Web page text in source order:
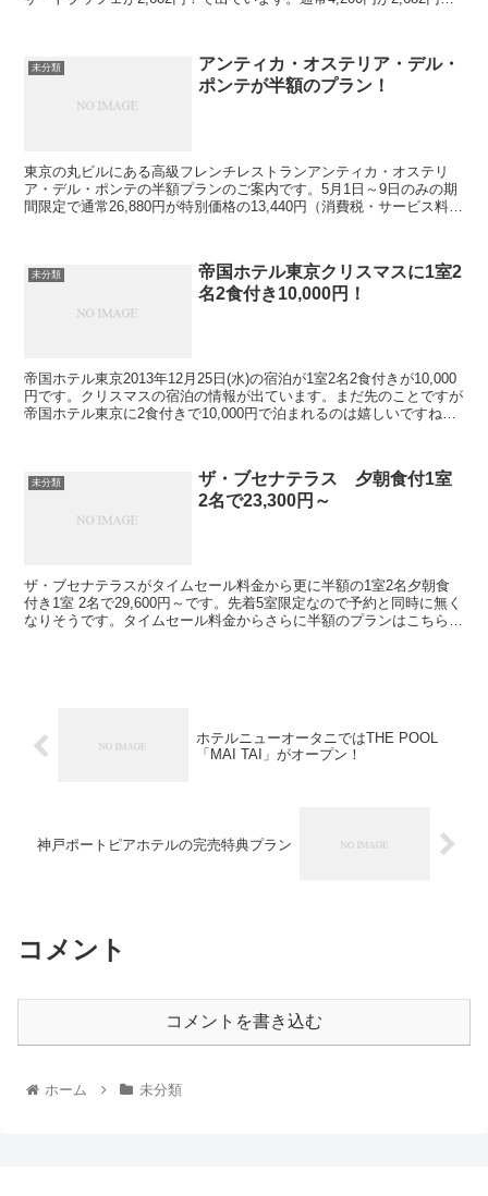
未分類
アンティカ・オステリア・デル・
ポンテが半額のプラン！
東京の丸ビルにある高級フレンチレストランアンティカ・オステリ
ア・デル・ポンテの半額プランのご案内です。5月1日～9日のみの期
間限定で通常26,880円が特別価格の13,440円（消費税・サービス料
未分類
帝国ホテル東京クリスマスに1室2
名2食付き10,000円！
帝国ホテル東京2013年12月25日(水)の宿泊が1室2名2食付きが10,000
円です。クリスマスの宿泊の情報が出ています。まだ先のことですが
帝国ホテル東京に2食付きで10,000円で泊まれるのは嬉しいですね。
未分類
ザ・ブセナテラス 夕朝食付1室
2名で23,300円～
ザ・ブセナテラスがタイムセール料金から更に半額の1室2名夕朝食
付き1室 2名で29,600円～です。先着5室限定なので予約と同時に無く
なりそうです。タイムセール料金からさらに半額のプランはこちら予
ホテルニューオータニではTHE POOL
「MAI TAI」がオープン！
神戸ポートピアホテルの完売特典プラン
コメント
コメントを書き込む
ホーム 未分類